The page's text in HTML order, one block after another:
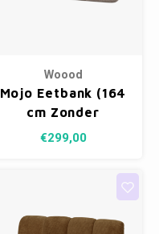
Woood
Mojo Eetbank (164
cm Zonder
Rugleuning) -
€299,00